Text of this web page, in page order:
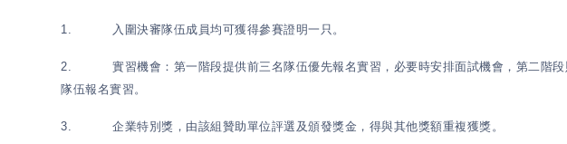
1. 入圍決審隊伍成員均可獲得參賽證明一只。
2.
實習機會：第一階段提供前三名隊伍優先報名實習，必要時安排面試機會，第二階
隊伍報名實習。
3. 企業特別獎，由該組贊助單位評選及頒發獎金，得與其他獎額重複獲獎。